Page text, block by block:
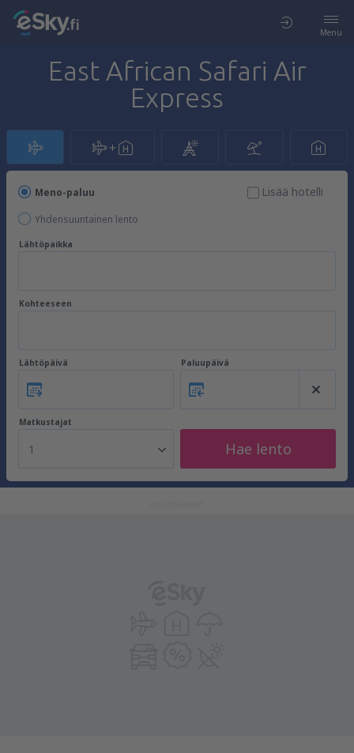
Menu
East African Safari Air
Express
Meno-paluu
Yhdensuuntainen lento
Lisää hotelli
Lähtöpaikka
Kohteeseen
Lähtöpäivä Paluupäivä
Matkustajat
1 Hae lento